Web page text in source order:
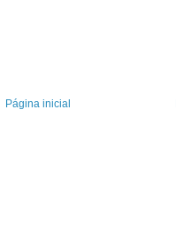
Página inicial